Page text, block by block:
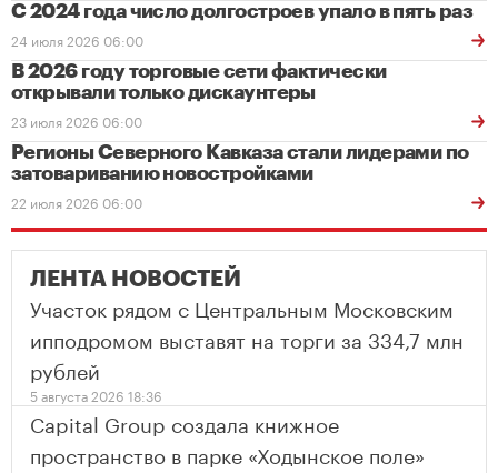
С 2024 года число долгостроев упало в пять раз
24 июля 2026 06:00
В 2026 году торговые сети фактически
открывали только дискаунтеры
23 июля 2026 06:00
Регионы Северного Кавказа стали лидерами по
затовариванию новостройками
22 июля 2026 06:00
ЛЕНТА НОВОСТЕЙ
Участок рядом с Центральным Московским
ипподромом выставят на торги за 334,7 млн
рублей
5 августа 2026 18:36
Capital Group создала книжное
пространство в парке «Ходынское поле»